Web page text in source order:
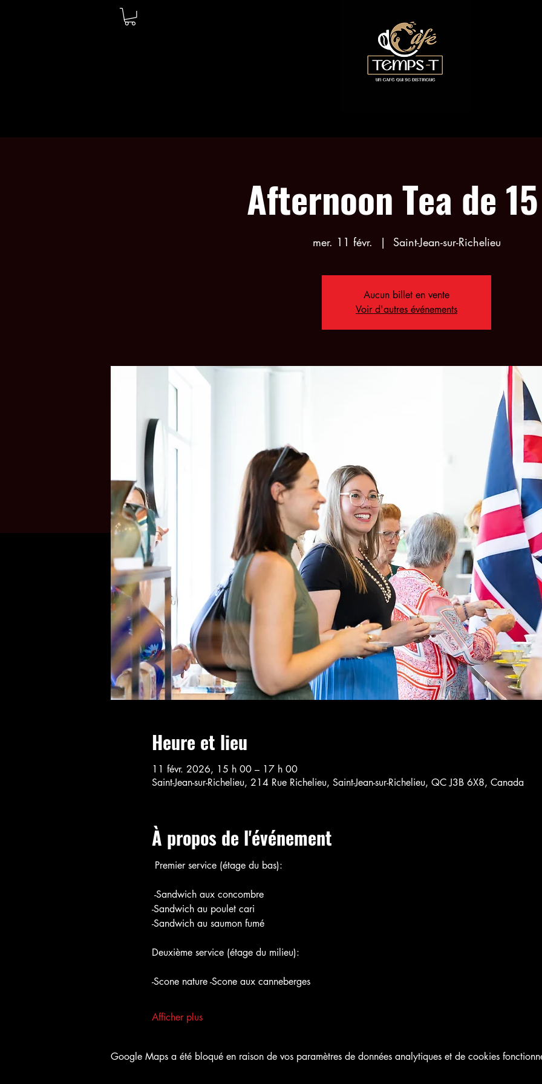
Afternoon Tea de
mer. 11 févr.
  |
Saint-Jean-sur-Richelieu
Aucun billet en vente
Voir d'autres événements
Heure et lieu
11 févr. 2026, 15 h 00 – 17 h 00
Saint-Jean-sur-Richelieu, 214 Rue Richelieu, Saint-Jean-sur-Richelieu, QC J3B 6X8, Canada
À propos de l'événement
Premier service (étage du bas):
-Sandwich aux concombre
-Sandwich au poulet cari
-Sandwich au saumon fumé
Deuxième service (étage du milieu):
-Scone nature -Scone aux canneberges
Afficher plus
Google Maps a été bloqué en raison de vos paramètres de données analytiques et de cookies